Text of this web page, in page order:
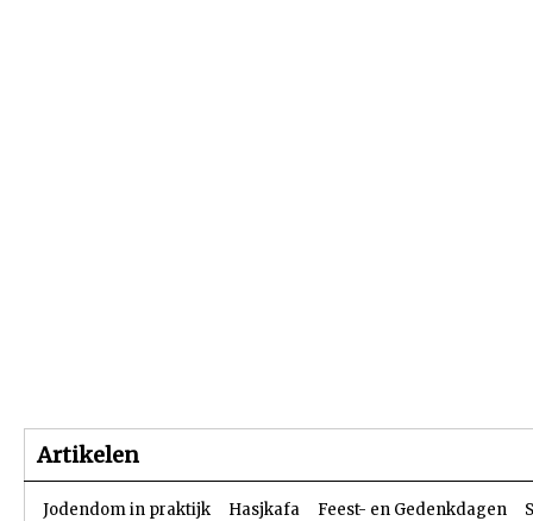
Artikelen
Jodendom in praktijk Hasjkafa Feest- en Gedenkdagen